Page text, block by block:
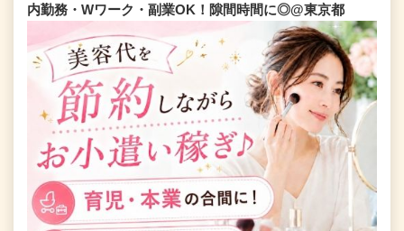
内勤務・Wワーク・副業OK！隙間時間に◎@東京都